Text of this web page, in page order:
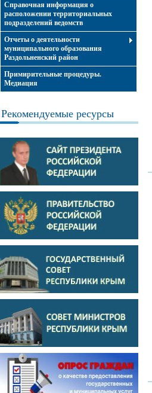
Справочная информация о
расположении территориальных
подразделений ведомств
Отчеты о деятельности
муниципального образования
Раздольненский район
Примирительные процедуры.
Медиация
Рекомендуемые ресурсы